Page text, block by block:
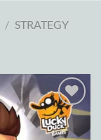
/ STRATEGY
Add to
wishlist